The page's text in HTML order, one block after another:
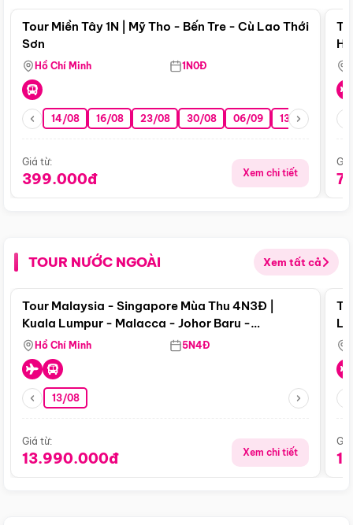
Tour Miền Tây 1N | Mỹ Tho - Bến Tre - Cù Lao Thới
Sơn
Hồ Chí Minh 1N0Đ
14/08 16/08 23/08 30/08 06/09 13/09 20/09
Giá từ:
399.000đ Xem chi tiết
TOUR NƯỚC NGOÀI Xem tất cả
Điểm nổi bật
Tour Malaysia - Singapore Mùa Thu 4N3Đ |
Kuala Lumpur - Malacca - Johor Baru -
Singapore
Hồ Chí Minh 5N4Đ
13/08
Giá từ:
13.990.000đ Xem chi tiết